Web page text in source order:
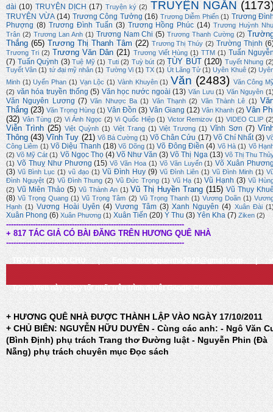
dài (10) TRUYỆN DỊCH (17) Truyện ký (2) TRUYỆN NGẮN
TRUYỆN VỪA (14) Trương Công Tưởng (16) Trương Diễm Phiến (1) Trương
Phượng (8) Trương Đình Tuấn (3) Trương Hồng Phúc (14) Trương Huỳnh
Trân (2) Trương Lan Anh (1) Trương Nam Chi (5) Trương Thanh Cường (2)
Thắng (65) Trương Thị Thanh Tâm (22) Trương Thị Thúy (2) Trường Thịnh
Trương Tri (2) Trương Văn Dân (21) Trương Viết Hùng (1) TTM (1) Tuấn
(7) Tuấn Quỳnh (3) Tuệ Mỹ (1) Tuti (2) Tuỳ bút (2) TÙY BÚT (120) Tuyết Nhung
Tuyết Vân (1) tứ đại mỹ nhân (1) Tường Vi (1) TX (1) Út Lãng Tử (1) Uyên Khuê (2)
Minh (1) Uyển Phan (1) Vạn Lộc (1) Vành Khuyên (1) Văn (2483) Văn Công
(2) văn hóa truyền thống (5) Văn học nước ngoài (13) Văn Lưu (1) Văn Nguyên
Văn Nguyên Lương (7) Văn Nhược Ba (1) Văn Thạnh (2) Văn Thành Lê (1)
Thắng (23) Văn Trọng Hùng (1) Vân Đồn (3) Vân Giang (12) Vân Khanh (2) Vân
(32) Vân Tùng (2) Vi Ánh Ngọc (2) Vi Quốc Hiệp (1) Victor Remizov (1) VIDEO CLIP
Viễn Trình (25) Việt Quỳnh (1) Việt Trang (1) Việt Trương (1) Vĩnh Sơn (7)
Thông (43) Vĩnh Tuy (21) Võ Bá Cường (1) Võ Chân Cửu (17) Võ Chí Nhất (3)
Công Liêm (1) Võ Diệu Thanh (18) Võ Dõng (1) Võ Đông Điền (4) Võ Hà (1) Võ
(2) Võ Mỹ Cát (1) Võ Ngọc Thọ (4) Võ Như Văn (3) Võ Thị Nga (13) Võ Thị Thu
(1) Võ Thuỵ Như Phương (15) Võ Văn Hoa (1) Võ Văn Luyến (1) Võ Xuân
(3) Vũ Bình Lục (1) vũ đạo (1) Vũ Đình Huy (9) Vũ Đình Liên (1) Vũ Đình Minh (1)
Đình Nguyệt (2) Vũ Đình Thung (2) Vũ Đức Trọng (1) Vũ Hạ (1) Vũ Hạnh (3) Vũ
(2) Vũ Miên Thảo (5) Vũ Thành An (1) Vũ Thị Huyền Trang (115) Vũ Thụy
(8) Vũ Trọng Quang (1) Vũ Trọng Tâm (2) Vũ Trọng Thanh (1) Vương Doãn (1)
Hạnh (1) Vương Hoài Uyên (4) Vương Tâm (3) Xanh Nguyên (4) Xuân Đài
Xuân Phong (6) Xuân Phương (1) Xuân Tiến (20) Ý Thu (3) Yên Kha (7) Ziken (2)
-------------------------------------------------------------------------
+ 817 TÁC GIẢ CÓ BÀI ĐĂNG TRÊN HƯƠNG QUÊ NHÀ
-------------------------------------------------------------------------
TRỞ VỀ TRANG CHỦ Email: huongquenha2023@gmail.com
Trang Web này chạy tốt nhất trên trình duyệt Google Chrome
+ HƯƠNG QUÊ NHÀ ĐƯỢC THÀNH LẬP VÀO NGÀY 17/10/2011
+ CHỦ BIÊN: NGUYỄN HỮU DUYÊN - Cùng các anh: - Ngô Văn
(Bình Định) phụ trách Trang thơ Đường luật - Nguyễn Phin (Đà
Nẵng) phụ trách chuyên mục Đọc sách